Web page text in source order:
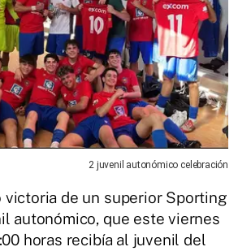
2 juvenil autonómico celebración
victoria de un superior Sporting
autonómico, que este viernes
horas recibía al juvenil del